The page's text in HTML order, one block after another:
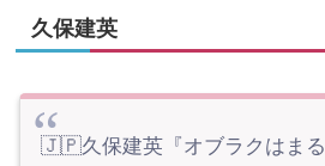
久保建英
🇯🇵久保建英『オブラクはまる